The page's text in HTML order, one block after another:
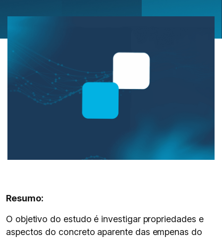
Resumo:
O objetivo do estudo é investigar propriedades e
aspectos do concreto aparente das empenas do